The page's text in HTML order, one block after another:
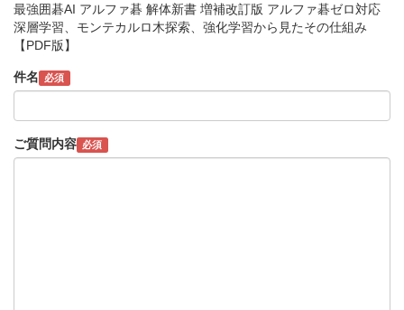
最強囲碁AI アルファ碁 解体新書 増補改訂版 アルファ碁ゼロ対応
深層学習、モンテカルロ木探索、強化学習から見たその仕組み
【PDF版】
件名 必須
ご質問内容 必須